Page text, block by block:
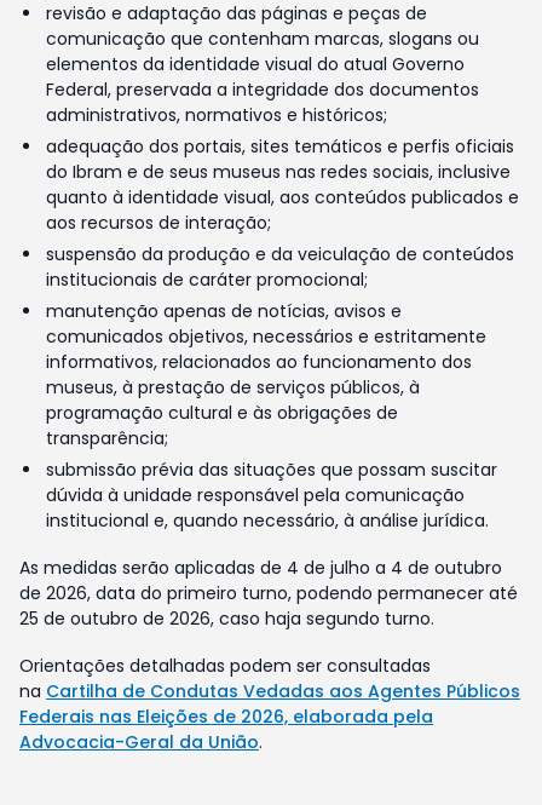
revisão e adaptação das páginas e peças de
comunicação que contenham marcas, slogans ou
elementos da identidade visual do atual Governo
Federal, preservada a integridade dos documentos
administrativos, normativos e históricos;
adequação dos portais, sites temáticos e perfis oficiais
do Ibram e de seus museus nas redes sociais, inclusive
quanto à identidade visual, aos conteúdos publicados e
aos recursos de interação;
suspensão da produção e da veiculação de conteúdos
institucionais de caráter promocional;
manutenção apenas de notícias, avisos e
comunicados objetivos, necessários e estritamente
informativos, relacionados ao funcionamento dos
museus, à prestação de serviços públicos, à
programação cultural e às obrigações de
transparência;
submissão prévia das situações que possam suscitar
dúvida à unidade responsável pela comunicação
institucional e, quando necessário, à análise jurídica.
As medidas serão aplicadas de 4 de julho a 4 de outubro
de 2026, data do primeiro turno, podendo permanecer até
25 de outubro de 2026, caso haja segundo turno.
Orientações detalhadas podem ser consultadas
na Cartilha de Condutas Vedadas aos Agentes Públicos
Federais nas Eleições de 2026, elaborada pela
Advocacia-Geral da União.